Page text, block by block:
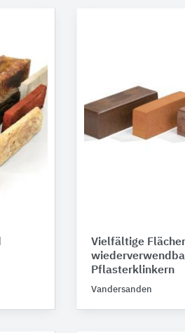
Vielfältige
Pflasterklinkern
Vandersanden